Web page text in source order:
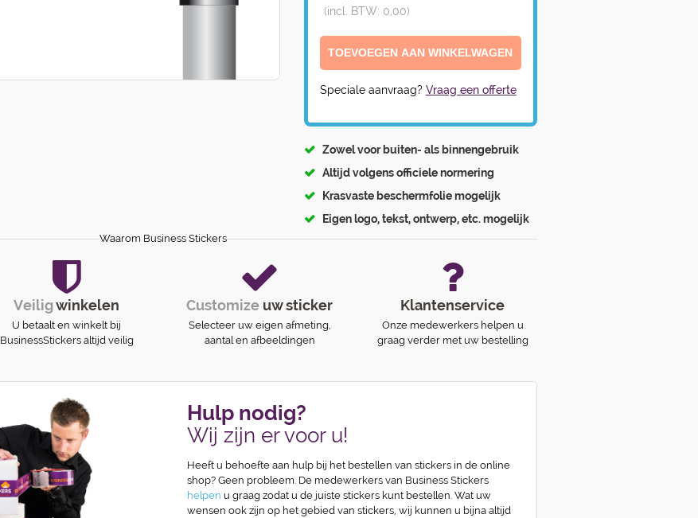
(incl. BTW: 0,00)
Speciale aanvraag? Vraag een offerte
Zowel voor buiten- als binnengebruik
Altijd volgens officiele normering
Krasvaste beschermfolie mogelijk
Eigen logo, tekst, ontwerp, etc. mogelijk
Waarom Business Stickers
Veiligwinkelen
U betaalt en winkelt bij
BusinessStickers altijd veilig
Customize uw sticker
Selecteer uw eigen afmeting,
aantal en afbeeldingen
Klantenservice
Onze medewerkers helpen u
graag verder met uw bestelling
Hulp nodig?
Wij zijn er voor u!
Heeft u behoefte aan hulp bij het bestellen van stickers in de online
shop? Geen probleem. De medewerkers van Business Stickers
helpen u graag zodat u de juiste stickers kunt bestellen. Wat uw
wensen ook zijn op het gebied van stickers, wij kunnen u bijna altijd